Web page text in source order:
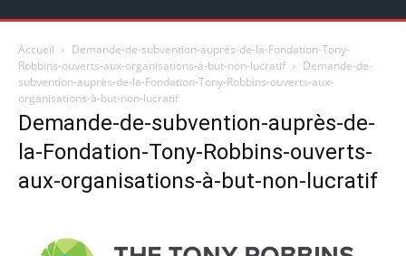
Accueil
Demande-de-subvention-auprès-de-la-Fondation-Tony-
Robbins-ouverts-aux-organisations-à-but-non-lucratif
Demande-de-
subvention-auprès-de-la-Fondation-Tony-Robbins-ouverts-aux-
organisations-à-but-non-lucratif
Demande-de-subvention-auprès-de-
la-Fondation-Tony-Robbins-ouverts-
aux-organisations-à-but-non-lucratif